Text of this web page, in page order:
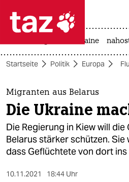
 taz zahl ich
taz zahl ich
themen
politik
öko
krieg in der ukraine
Startseite Politik Europa
Migranten aus Belarus
Die Ukraine
Die Regierung in Kiew will
Belarus stärker schützen. Sie
dass Geflüchtete von dort
10.11.2021 18:44 Uhr